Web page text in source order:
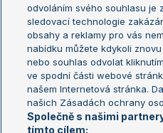
Aktualní trendy
Fotbalové přestupy
Livesport Daily
LS Prague Open
odvoláním svého souhlasu je
sledovací technologie
obsahy a reklamy pro vás
nabídku můžete kdykoli
nebo souhlas odvolat
ve spodní části webové
našem Internetová stránka.
našich Zásadách ochrany
Společně s našimi
tímto cílem: